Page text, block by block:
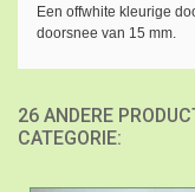
Een offwhite kleurige
doorsnee van 15 mm.
26 ANDERE
CATEGORIE: